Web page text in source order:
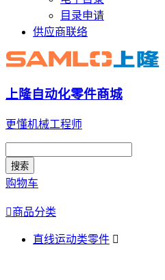
目录申请
供应商联络
上隆自动化零件商城
更懂机械工程师
搜索
购物车
商品分类
直线运动类零件 